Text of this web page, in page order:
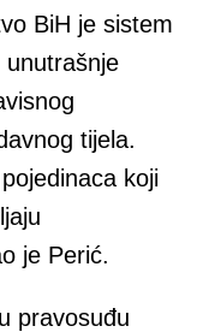
BiH je sistem
unutrašnje
tijela.
koji
je Perić.
pravosuđu